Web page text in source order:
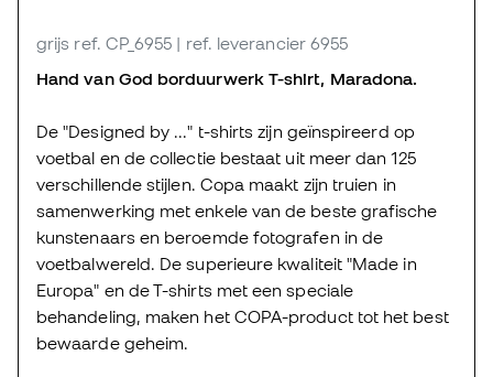
grijs ref. CP_6955 | ref. leverancier 6955
Hand van God borduurwerk T-shirt, Maradona.
De "Designed by ..." t-shirts zijn geïnspireerd op
voetbal en de collectie bestaat uit meer dan 125
verschillende stijlen. Copa maakt zijn truien in
samenwerking met enkele van de beste grafische
kunstenaars en beroemde fotografen in de
voetbalwereld. De superieure kwaliteit "Made in
Europa" en de T-shirts met een speciale
behandeling, maken het COPA-product tot het best
bewaarde geheim.